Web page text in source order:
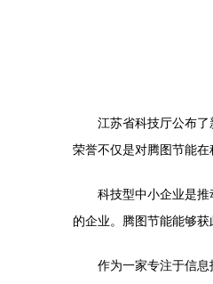
江苏省科技厅公布
荣誉不仅是对腾图节能
科技型中小企业是
的企业。腾图节能能够
作为一家专注于信